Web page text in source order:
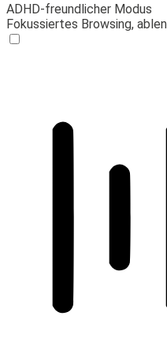
ADHD-freundlicher Modus
Fokussiertes Browsing,